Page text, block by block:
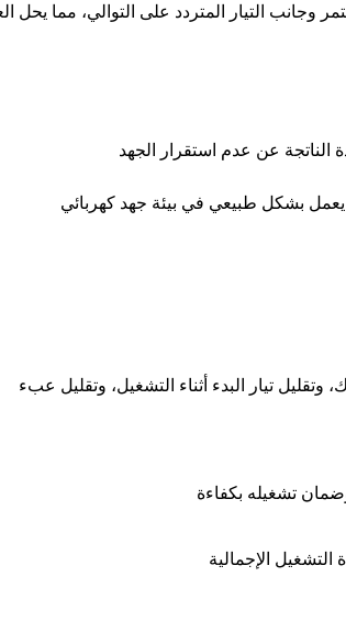
وجانب التيار المتردد على التوالي، مما يحل
عن عدم استقرار الجهد
بشكل طبيعي في بيئة جهد كهربائي
تيار البدء أثناء التشغيل، وتقليل عبء
تشغيله بكفاءة
الإجمالية